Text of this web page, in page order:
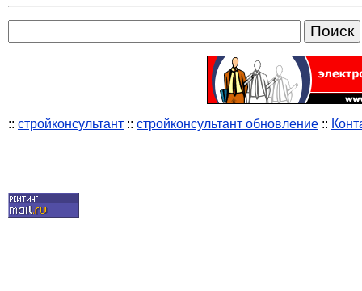
:: стройконсультант :: стройконсультант обновление ::